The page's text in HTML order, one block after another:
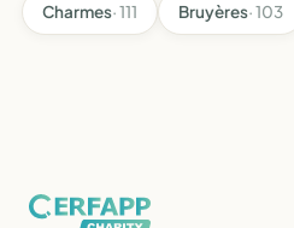
Charmes· 111 Bruyères· 103